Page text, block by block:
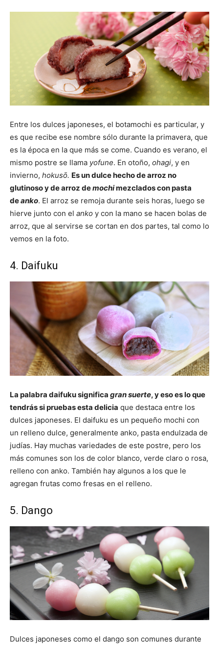
Entre los dulces japoneses, el botamochi es particular, y
es que recibe ese nombre sólo durante la primavera, que
es la época en la que más se come. Cuando es verano, el
mismo postre se llama yofune. En otoño, ohagi, y en
invierno, hokusō. Es un dulce hecho de arroz no
glutinoso y de arroz demochimezclados con pasta
deanko. El arroz se remoja durante seis horas, luego se
hierve junto con el anko y con la mano se hacen bolas de
arroz, que al servirse se cortan en dos partes, tal como lo
vemos en la foto.
4. Daifuku
La palabra daifuku significa gran suerte, y eso es lo que
tendrás si pruebas esta delicia que destaca entre los
dulces japoneses. El daifuku es un pequeño mochi con
un relleno dulce, generalmente anko, pasta endulzada de
judías. Hay muchas variedades de este postre, pero los
más comunes son los de color blanco, verde claro o rosa,
relleno con anko. También hay algunos a los que le
agregan frutas como fresas en el relleno.
5. Dango
Dulces japoneses como el dango son comunes durante